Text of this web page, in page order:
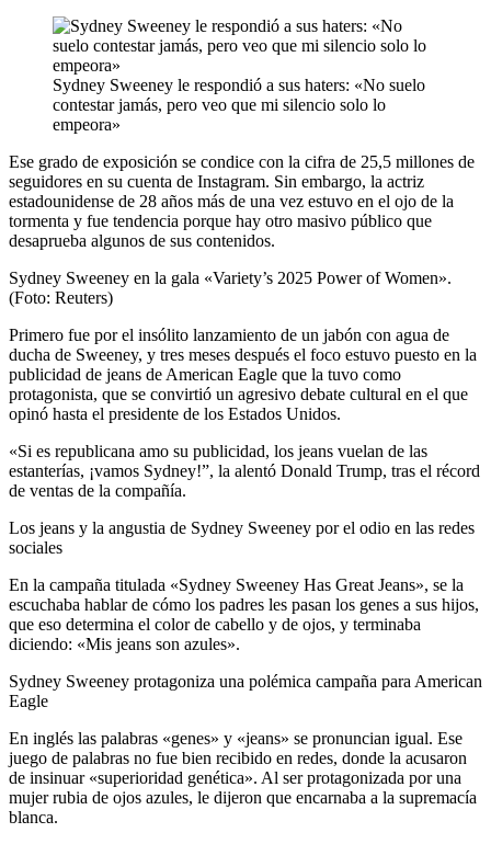
Sydney Sweeney le respondió a sus haters: «No suelo
contestar jamás, pero veo que mi silencio solo lo
empeora»
Ese grado de exposición se condice con la cifra de 25,5 millones de
seguidores en su cuenta de Instagram. Sin embargo, la actriz
estadounidense de 28 años más de una vez estuvo en el ojo de la
tormenta y fue tendencia porque hay otro masivo público que
desaprueba algunos de sus contenidos.
Sydney Sweeney en la gala «Variety’s 2025 Power of Women».
(Foto: Reuters)
Primero fue por el insólito lanzamiento de un jabón con agua de
ducha de Sweeney, y tres meses después el foco estuvo puesto en la
publicidad de jeans de American Eagle que la tuvo como
protagonista, que se convirtió un agresivo debate cultural en el que
opinó hasta el presidente de los Estados Unidos.
«Si es republicana amo su publicidad, los jeans vuelan de las
estanterías, ¡vamos Sydney!”, la alentó Donald Trump, tras el récord
de ventas de la compañía.
Los jeans y la angustia de Sydney Sweeney por el odio en las redes
sociales
En la campaña titulada «Sydney Sweeney Has Great Jeans», se la
escuchaba hablar de cómo los padres les pasan los genes a sus hijos,
que eso determina el color de cabello y de ojos, y terminaba
diciendo: «Mis jeans son azules».
Sydney Sweeney protagoniza una polémica campaña para American
Eagle
En inglés las palabras «genes» y «jeans» se pronuncian igual. Ese
juego de palabras no fue bien recibido en redes, donde la acusaron
de insinuar «superioridad genética». Al ser protagonizada por una
mujer rubia de ojos azules, le dijeron que encarnaba a la supremacía
blanca.